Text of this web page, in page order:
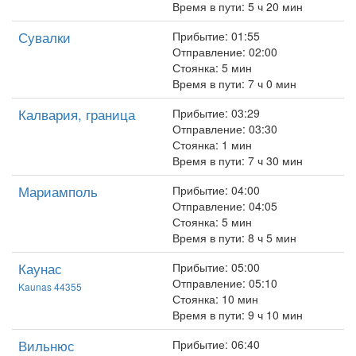
Время в пути: 5 ч 20 мин
Сувалки
Прибытие: 01:55
Отправление: 02:00
Стоянка: 5 мин
Время в пути: 7 ч 0 мин
Калвария, граница
Прибытие: 03:29
Отправление: 03:30
Стоянка: 1 мин
Время в пути: 7 ч 30 мин
Мариамполь
Прибытие: 04:00
Отправление: 04:05
Стоянка: 5 мин
Время в пути: 8 ч 5 мин
Каунас
Kaunas 44355
Прибытие: 05:00
Отправление: 05:10
Стоянка: 10 мин
Время в пути: 9 ч 10 мин
Вильнюс
Прибытие: 06:40